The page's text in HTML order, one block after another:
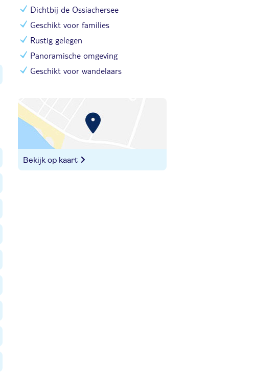
Dichtbij de Ossiachersee
Geschikt voor families
Rustig gelegen
Panoramische omgeving
Geschikt voor wandelaars
Bekijk op kaart